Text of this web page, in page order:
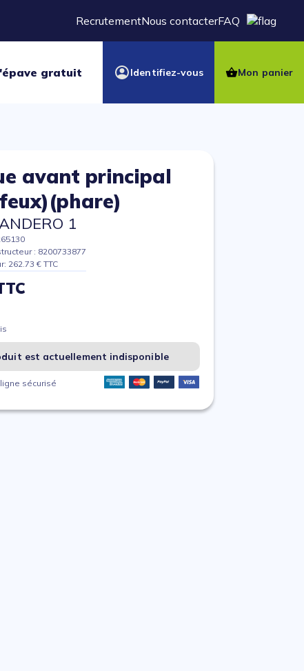
RecrutementNous contacterFAQ
gratuit Identifiez-vous Mon panier
avant principal
1
: 8200733877
262.73 € TTC
est actuellement indisponible
sécurisé